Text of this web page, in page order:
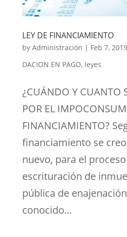
LEY DE FINANCIAMIENTO
by Administración | Feb 7, 2019
DACION EN PAGO, leyes
¿CUÁNDO Y CUANTO
POR EL
FINANCIAMIENTO?
financiamiento se
nuevo, para el
escrituración de
pública de
conocido...